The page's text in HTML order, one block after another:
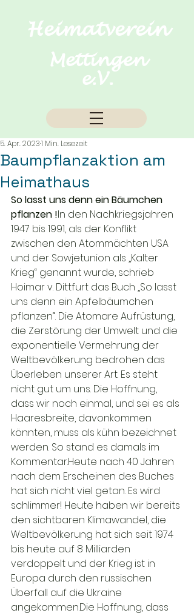
Heimatverein
Mettingen
e.V.
Baumpflanzaktion am
Heimathaus
5. Apr. 20231 Min. Lesezeit
So lasst uns denn ein Bäumchen
pflanzen !In den Nachkriegsjahren
1947 bis 1991, als der Konflikt
zwischen den Atommächten USA
und der Sowjetunion als „Kalter
Krieg“ genannt wurde, schrieb
Hoimar v. Dittfurt das Buch „So lasst
uns denn ein Apfelbäumchen
pflanzen“. Die Atomare Aufrüstung,
die Zerstörung der Umwelt und die
exponentielle Vermehrung der
Weltbevölkerung bedrohen das
Überleben unserer Art. Es steht
nicht gut um uns. Die Hoffnung,
dass wir noch einmal, und sei es als
Haaresbreite, davonkommen
könnten, muss als kühn bezeichnet
werden. So stand es damals im
Kommentar.Heute nach 40 Jahren
nach dem Erscheinen des Buches
hat sich nicht viel getan. Es wird
schlimmer! Heute haben wir bereits
den sichtbaren Klimawandel, die
Weltbevölkerung hat sich seit 1974
bis heute auf 8 Milliarden
verdoppelt und der Krieg ist in
Europa durch den russischen
Überfall auf die Ukraine
angekommen.Die Hoffnung, dass